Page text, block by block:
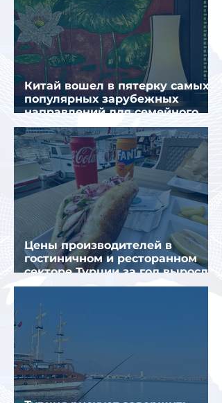
Китай вошел в пятерку самых
популярных зарубежных
направлений для семейного
отдыха летом
Цены производителей в
гостиничном и ресторанном
секторе Турции за год выросли
почти на 32%